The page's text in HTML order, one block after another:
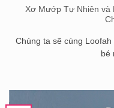
Xơ Mướp Tự Nhiên và
Chúng ta sẽ cùng
bé